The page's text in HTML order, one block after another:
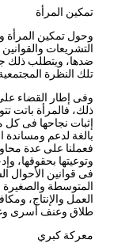
تمكين المرأة
وحول تمكين المرأة وإزالة
التشريعات والقوانين بحيث
ضدها، ويتطلب ذلك جهداً
تلك النظرة المجتمعية.
وفى إطار القضاء على كل
ذلك، فالمرأة باتت تتولى
إثبات نجاحها فى كل ميادين
بالغة لدعم ومساندة
فعملنا على عدة محاور
وتوعيتها بحقوقها، وإدخال
فى قوانين الأحوال
المتوسطة والصغيرة
العمل والإنتاج، ومكافحة
طلاق وعنف أسرى وغير
معركة كبري